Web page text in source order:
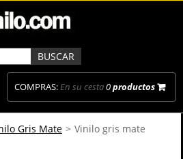
COMPRAS:En su cesta0productos
Gris Mate > Vinilo gris mate